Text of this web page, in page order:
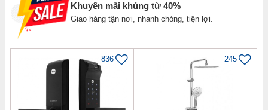
Khuyến mãi khủng từ 40%
Giao hàng tận nơi, nhanh chóng, tiện lợi.
836 245